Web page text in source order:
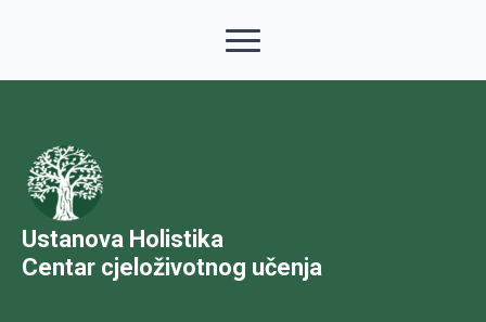
Ustanova Holistika
Centar cjeloživotnog učenja